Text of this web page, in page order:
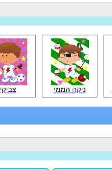
ניקה הממי צביקי